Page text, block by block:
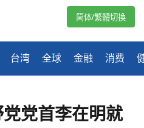
台湾 全球 金融 消费
简体/繁體切換
党首李在明就